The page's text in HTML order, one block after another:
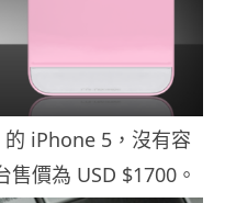
iPhone 5，沒有容
價為 USD $1700。